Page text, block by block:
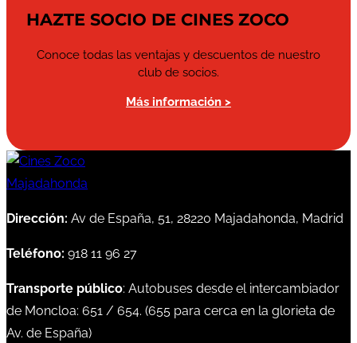
HAZTE SOCIO DE CINES ZOCO
Conoce todas las ventajas y descuentos de nuestro
club de socios.
Más información >
Dirección: Av de España, 51, 28220 Majadahonda, Madrid
Teléfono: 918 11 96 27
Transporte público: Autobuses desde el intercambiador
de Moncloa: 651 / 654. (655 para cerca en la glorieta de
Av. de España)